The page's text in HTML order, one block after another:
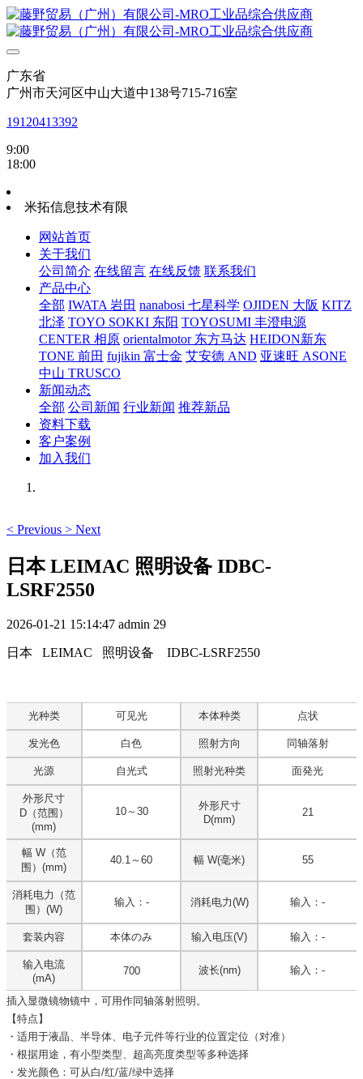
广东省
广州市天河区中山大道中138号715-716室
19120413392
9:00
18:00
米拓信息技术有限
网站首页
关于我们
公司简介 在线留言 在线反馈 联系我们
产品中心
全部 IWATA 岩田 nanabosi 七星科学 OJIDEN 大阪 KITZ
北泽 TOYO SOKKI 东阳 TOYOSUMI 丰澄电源
CENTER 相原 orientalmotor 东方马达 HEIDON新东
TONE 前田 fujikin 富士金 艾安德 AND 亚速旺 ASONE
中山 TRUSCO
新闻动态
全部 公司新闻 行业新闻 推荐新品
资料下载
客户案例
加入我们
< Previous > Next
日本 LEIMAC 照明设备 IDBC-
LSRF2550
2026-01-21 15:14:47 admin 29
日本 LEIMAC 照明设备 IDBC-LSRF2550
光种类 可见光 本体种类 点状
发光色 白色 照射方向 同轴落射
光源 自光式 照射光种类 面発光
外形尺寸
D（范围）
(mm)
10～30
外形尺寸
D(mm)
21
幅 W（范
围）(mm)
40.1～60 幅 W(毫米) 55
消耗电力（范
围）(W)
输入：- 消耗电力(W) 输入：-
套装内容 本体のみ 输入电压(V) 输入：-
输入电流
(mA)
700 波长(nm) 输入：-
插入显微镜物镜中，可用作同轴落射照明。
【特点】
・适用于液晶、半导体、电子元件等行业的位置定位（对准）
・根据用途，有小型类型、超高亮度类型等多种选择
・发光颜色：可从白/红/蓝/绿中选择